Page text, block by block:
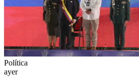
Política
ayer